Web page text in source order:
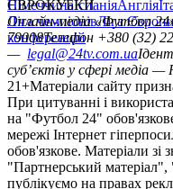
НімеччинаІспаніяАнглія
ЄВРОКУБКИ
Ліга чемпіонівЛіга
конференцій
Онлайн-медіа «Футбол
79008Телефон +380 (32)
— legal@24tv.com.ua
суб’єктів у сфері медіа —
21+Матеріали сайту
При цитуванні і
на "Футбол 24"
мережі Інтернет
обов'язкове. Матеріали
"Партнерський
публікуємо на правах